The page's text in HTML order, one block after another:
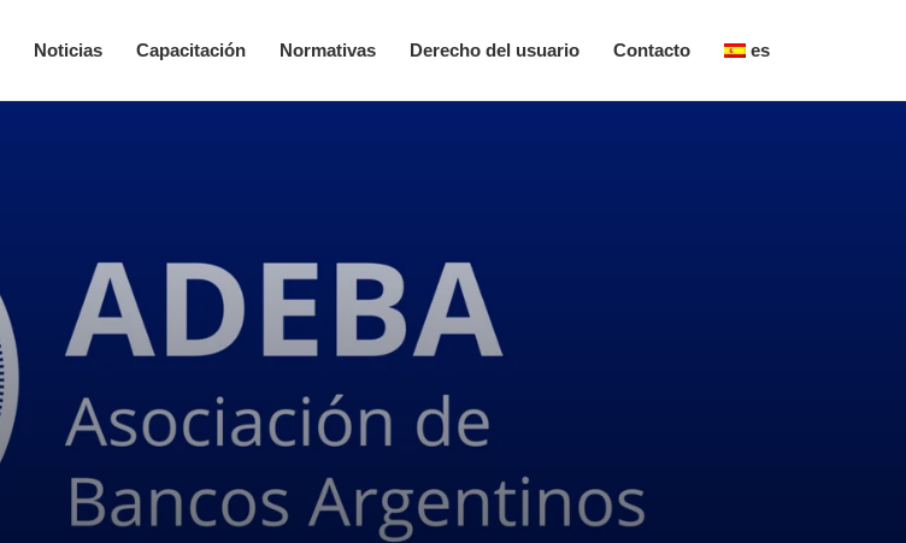
Noticias Capacitación Normativas Derecho del usuario Contacto es